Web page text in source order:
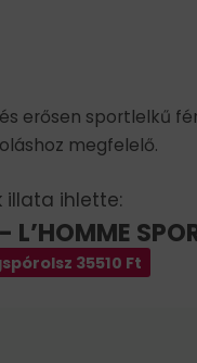
erősen sportlelkű
megfelelő.
illata ihlette:
L’HOMME
35510 Ft